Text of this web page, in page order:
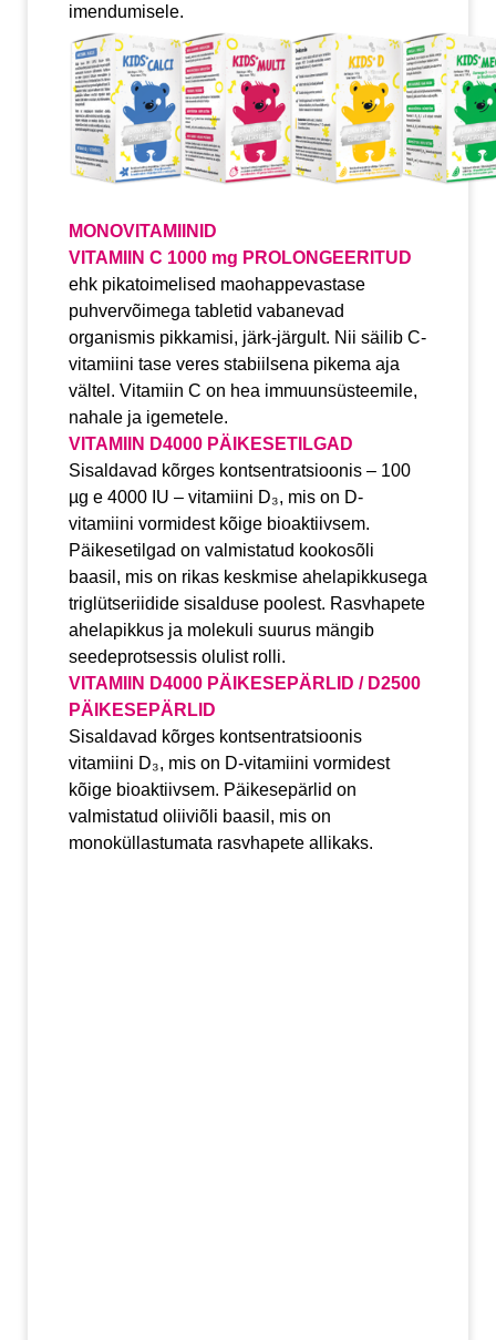
imendumisele.
MONOVITAMIINID
VITAMIIN C 1000 mg PROLONGEERITUD
ehk pikatoimelised maohappevastase
puhvervõimega tabletid vabanevad
organismis pikkamisi, järk-järgult. Nii säilib C-
vitamiini tase veres stabiilsena pikema aja
vältel. Vitamiin C on hea immuunsüsteemile,
nahale ja igemetele.
VITAMIIN D4000 PÄIKESETILGAD
Sisaldavad kõrges kontsentratsioonis – 100
µg e 4000 IU – vitamiini D₃, mis on D-
vitamiini vormidest kõige bioaktiivsem.
Päikesetilgad on valmistatud kookosõli
baasil, mis on rikas keskmise ahelapikkusega
triglütseriidide sisalduse poolest. Rasvhapete
ahelapikkus ja molekuli suurus mängib
seedeprotsessis olulist rolli.
VITAMIIN D4000 PÄIKESEPÄRLID / D2500
PÄIKESEPÄRLID
Sisaldavad kõrges kontsentratsioonis
vitamiini D₃, mis on D-vitamiini vormidest
kõige bioaktiivsem. Päikesepärlid on
valmistatud oliiviõli baasil, mis on
monoküllastumata rasvhapete allikaks.